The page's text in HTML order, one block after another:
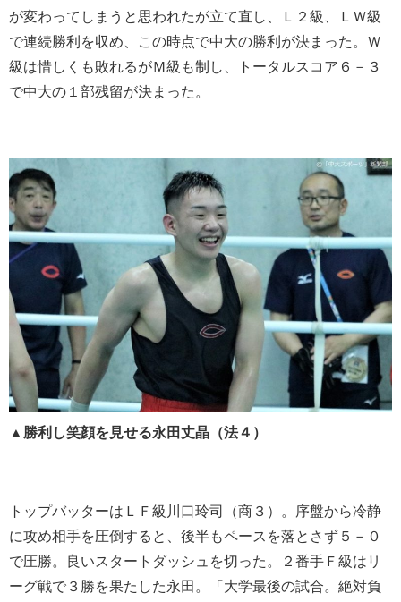
が変わってしまうと思われたが立て直し、Ｌ２級、ＬＷ級
で連続勝利を収め、この時点で中大の勝利が決まった。Ｗ
級は惜しくも敗れるがＭ級も制し、トータルスコア６－３
で中大の１部残留が決まった。
▲勝利し笑顔を見せる永田丈晶（法４）
トップバッターはＬＦ級川口玲司（商３）。序盤から冷静
に攻め相手を圧倒すると、後半もペースを落とさず５－０
で圧勝。良いスタートダッシュを切った。２番手Ｆ級はリ
ーグ戦で３勝を果たした永田。「大学最後の試合。絶対負